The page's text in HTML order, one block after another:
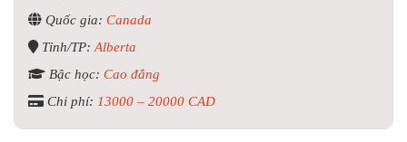
Quốc gia: Canada
Tỉnh/TP: Alberta
Bậc học: Cao đẳng
Chi phí: 13000 – 20000 CAD